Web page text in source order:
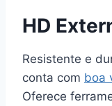
HD
Resistente e
conta com boa
Oferece